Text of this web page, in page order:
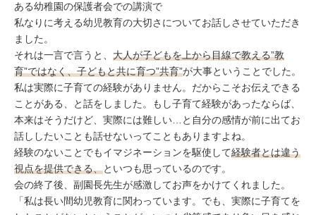
ある幼稚園の保護者会での講演で
私なりに考える幼児教育の大切さについてお話しさせていただき
ました。
それは一言で言うと、 大人が子どもを上から目線で教える”教
育”ではなく、子どもと共に育つ”共育”が大事ということでした。
私は実際に子育ての経験がありません。だからこそお伝えできる
ことがある、と話をしました。もし子育て経験があったならば、
本来はそうだけど、実際には難しい…と自分の感情が前に出てお
話ししたいことも話せないってこともありますよね。
経験のないことでもイマジネーションを駆使して経験者とは違う
視点を提供できる、といつも思っているのです。
会の終了後、副園長先生が感激してお声をかけてくれました。
「私は長い間幼児教育に関わっています。でも、実際に子育てを